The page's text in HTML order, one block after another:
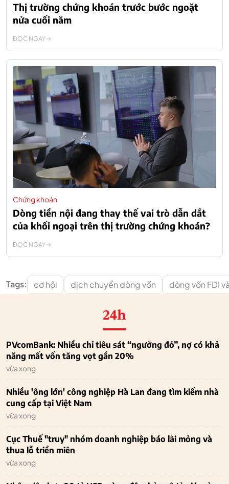
Thị trường chứng khoán trước bước ngoặt
nửa cuối năm
ĐỌC NGAY
Chứng khoán
Dòng tiền nội đang thay thế vai trò dẫn dắt
của khối ngoại trên thị trường chứng khoán?
ĐỌC NGAY
Tags: cơ hội dịch chuyển dòng vốn dòng vốn FDI
24h
PVcomBank: Nhiều chỉ tiêu sát “ngưỡng đỏ”, nợ có khả
năng mất vốn tăng vọt gần 20%
vừa xong
Nhiều 'ông lớn' công nghiệp Hà Lan đang tìm kiếm nhà
cung cấp tại Việt Nam
vừa xong
Cục Thuế "truy" nhóm doanh nghiệp báo lãi mỏng và
thua lỗ triền miên
vừa xong